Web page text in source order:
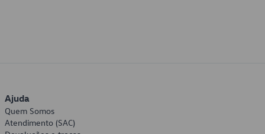
Ajuda
Quem Somos
Atendimento (SAC)